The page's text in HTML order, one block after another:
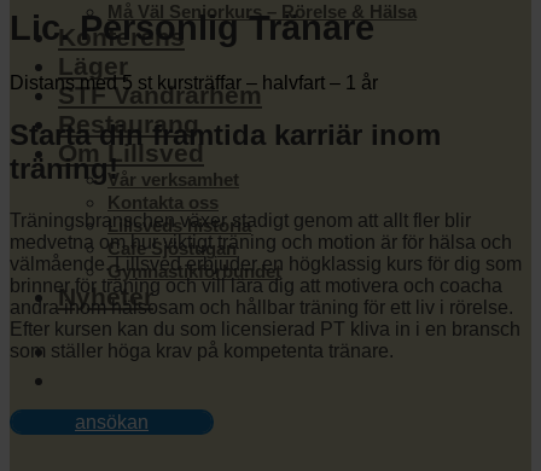
Må Väl Seniorkurs – Rörelse & Hälsa
Konferens
Läger
STF Vandrarhem
Restaurang
Om Lillsved
Vår verksamhet
Kontakta oss
Lillsveds historia
Cafe Sjöstugan
Gymnastikförbundet
Nyheter
Lic. Personlig Tränare
Distans med 5 st kursträffar – halvfart – 1 år
Starta din framtida karriär inom
träning!
Träningsbranschen växer stadigt genom att allt fler blir
medvetna om hur viktigt träning och motion är för hälsa och
välmående. Lillsved erbjuder en högklassig kurs för dig som
brinner för träning och vill lära dig att motivera och coacha
andra inom hälsosam och hållbar träning för ett liv i rörelse.
Efter kursen kan du som licensierad PT kliva in i en bransch
som ställer höga krav på kompetenta tränare.
ansökan